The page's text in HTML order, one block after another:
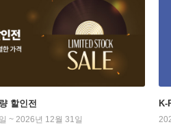
할인전
~ 2026년 12월 31일
K-